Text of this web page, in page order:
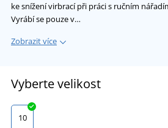
ke snížení virbrací při práci s ručním
Vyrábí se pouze v…
Zobrazit více
Vyberte velikost
10